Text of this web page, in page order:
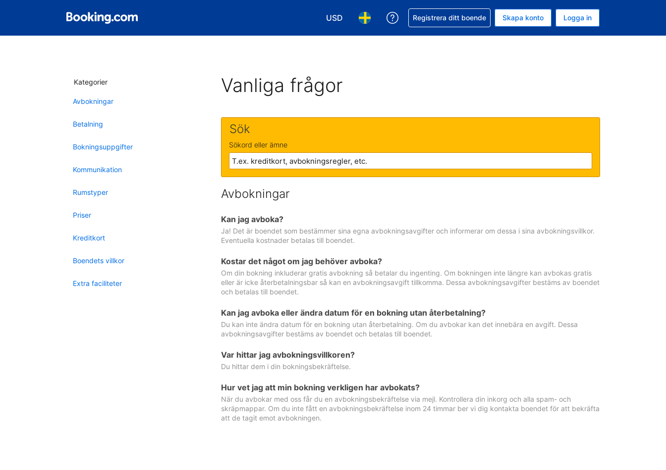
USD
Välj valuta. Din nuvarande valuta är Amerikanska dollar
Välj språk. Ditt nuvarande språk är Svenska
Få hjälp med din bokning
Registrera ditt boende Skapa konto Logga in
Kategorier
Avbokningar
Betalning
Bokningsuppgifter
Kommunikation
Rumstyper
Priser
Kreditkort
Boendets villkor
Extra faciliteter
Vanliga frågor
Sök
Sökord eller ämne
Avbokningar
Kan jag avboka?
Ja! Det är boendet som bestämmer sina egna avbokningsavgifter och informerar om dessa i sina avbokningsvillkor.
Eventuella kostnader betalas till boendet.
Kostar det något om jag behöver avboka?
Om din bokning inkluderar gratis avbokning så betalar du ingenting. Om bokningen inte längre kan avbokas gratis
eller är icke återbetalningsbar så kan en avbokningsavgift tillkomma. Dessa avbokningsavgifter bestäms av boendet
och betalas till boendet.
Kan jag avboka eller ändra datum för en bokning utan återbetalning?
Du kan inte ändra datum för en bokning utan återbetalning. Om du avbokar kan det innebära en avgift. Dessa
avbokningsavgifter bestäms av boendet och betalas till boendet.
Var hittar jag avbokningsvillkoren?
Du hittar dem i din bokningsbekräftelse.
Hur vet jag att min bokning verkligen har avbokats?
När du avbokar med oss får du en avbokningsbekräftelse via mejl. Kontrollera din inkorg och alla spam- och
skräpmappar. Om du inte fått en avbokningsbekräftelse inom 24 timmar ber vi dig kontakta boendet för att bekräfta
att de tagit emot avbokningen.